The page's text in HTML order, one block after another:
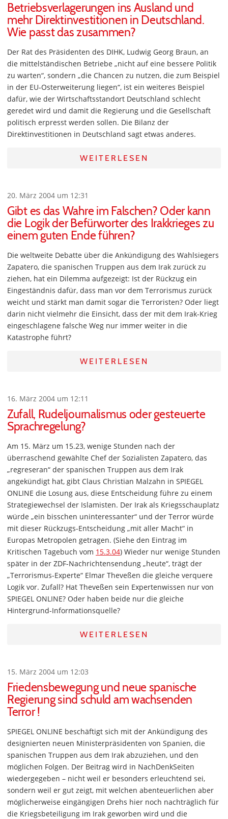
Betriebsverlagerungen ins Ausland und
mehr Direktinvestitionen in Deutschland.
Wie passt das zusammen?
Der Rat des Präsidenten des DIHK, Ludwig Georg Braun, an
die mittelständischen Betriebe „nicht auf eine bessere Politik
zu warten“, sondern „die Chancen zu nutzen, die zum Beispiel
in der EU-Osterweiterung liegen“, ist ein weiteres Beispiel
dafür, wie der Wirtschaftsstandort Deutschland schlecht
geredet wird und damit die Regierung und die Gesellschaft
politisch erpresst werden sollen. Die Bilanz der
Direktinvestitionen in Deutschland sagt etwas anderes.
WEITERLESEN
20. März 2004 um 12:31
Gibt es das Wahre im Falschen? Oder kann
die Logik der Befürworter des Irakkrieges zu
einem guten Ende führen?
Die weltweite Debatte über die Ankündigung des Wahlsiegers
Zapatero, die spanischen Truppen aus dem Irak zurück zu
ziehen, hat ein Dilemma aufgezeigt: Ist der Rückzug ein
Eingeständnis dafür, dass man vor dem Terrorismus zurück
weicht und stärkt man damit sogar die Terroristen? Oder liegt
darin nicht vielmehr die Einsicht, dass der mit dem Irak-Krieg
eingeschlagene falsche Weg nur immer weiter in die
Katastrophe führt?
WEITERLESEN
16. März 2004 um 12:11
Zufall, Rudeljournalismus oder gesteuerte
Sprachregelung?
Am 15. März um 15.23, wenige Stunden nach der
überraschend gewählte Chef der Sozialisten Zapatero, das
„regreseran“ der spanischen Truppen aus dem Irak
angekündigt hat, gibt Claus Christian Malzahn in SPIEGEL
ONLINE die Losung aus, diese Entscheidung führe zu einem
Strategiewechsel der Islamisten. Der Irak als Kriegsschauplatz
würde „ein bisschen uninteressanter“ und der Terror würde
mit dieser Rückzugs-Entscheidung „mit aller Macht“ in
Europas Metropolen getragen. (Siehe den Eintrag im
Kritischen Tagebuch vom 15.3.04) Wieder nur wenige Stunden
später in der ZDF-Nachrichtensendung „heute“, trägt der
„Terrorismus-Experte“ Elmar Theveßen die gleiche verquere
Logik vor. Zufall? Hat Theveßen sein Expertenwissen nur von
SPIEGEL ONLINE? Oder haben beide nur die gleiche
Hintergrund-Informationsquelle?
WEITERLESEN
15. März 2004 um 12:03
Friedensbewegung und neue spanische
Regierung sind schuld am wachsenden
Terror !
SPIEGEL ONLINE beschäftigt sich mit der Ankündigung des
designierten neuen Ministerpräsidenten von Spanien, die
spanischen Truppen aus dem Irak abzuziehen, und den
möglichen Folgen. Der Beitrag wird in NachDenkSeiten
wiedergegeben – nicht weil er besonders erleuchtend sei,
sondern weil er gut zeigt, mit welchen abenteuerlichen aber
möglicherweise eingängigen Drehs hier noch nachträglich für
die Kriegsbeteiligung im Irak geworben wird und die